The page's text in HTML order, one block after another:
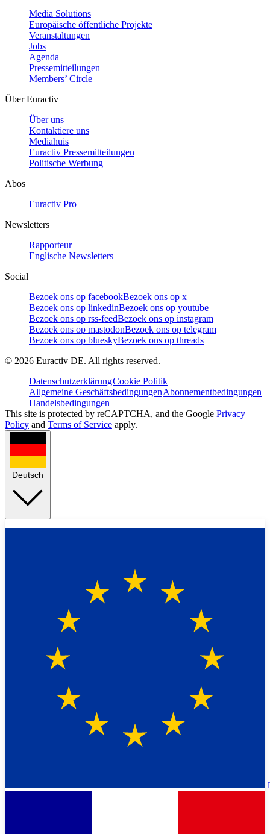
Media Solutions
Europäische öffentliche Projekte
Veranstaltungen
Jobs
Agenda
Pressemitteilungen
Members’ Circle
Über Euractiv
Über uns
Kontaktiere uns
Mediahuis
Euractiv Pressemitteilungen
Politische Werbung
Abos
Euractiv Pro
Newsletters
Rapporteur
Englische Newsletters
Social
Bezoek ons op facebookBezoek ons op x
Bezoek ons op linkedinBezoek ons op youtube
Bezoek ons op rss-feedBezoek ons op instagram
Bezoek ons op mastodonBezoek ons op telegram
Bezoek ons op blueskyBezoek ons op threads
© 2026 Euractiv DE. All rights reserved.
DatenschutzerklärungCookie Politik
Allgemeine GeschäftsbedingungenAbonnementbedingungen
Handelsbedingungen
This site is protected by reCAPTCHA, and the Google Privacy
Policy and Terms of Service apply.
Deutsch